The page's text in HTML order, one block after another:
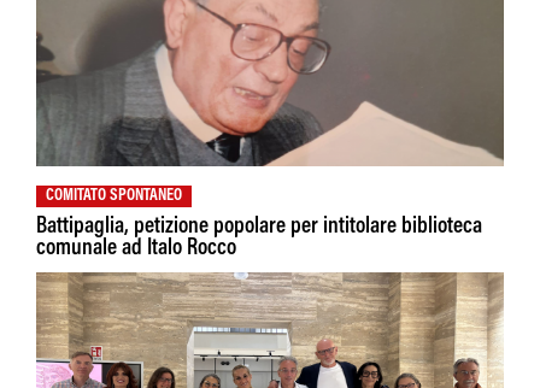
COMITATO SPONTANEO
Battipaglia, petizione popolare per intitolare biblioteca
comunale ad Italo Rocco